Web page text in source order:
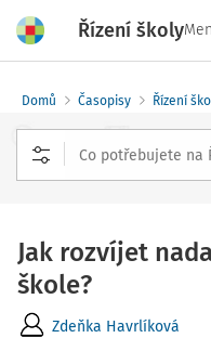
Řízení školy
Domů Časopisy Řízení
Jak rozvíjet
škole?
Zdeňka Havrlíková